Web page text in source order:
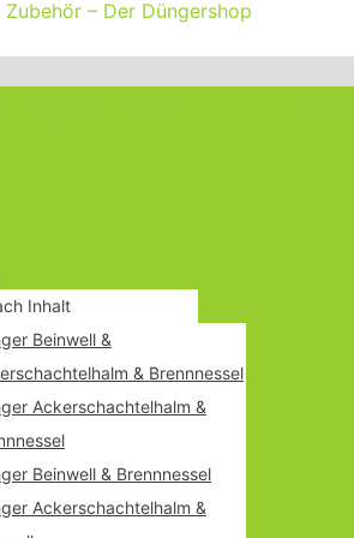
– Der Düngershop
Inhalt
Beinwell &
& Brennnessel
Ackerschachtelhalm &
Beinwell & Brennnessel
Ackerschachtelhalm &